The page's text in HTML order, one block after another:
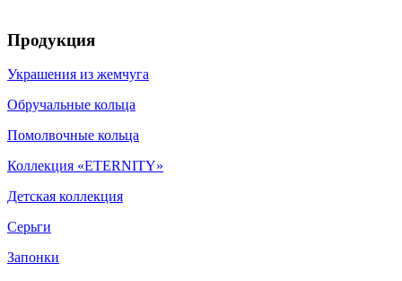
Продукция
Украшения из жемчуга
Обручальные кольца
Помолвочные кольца
Коллекция «ETERNITY»
Детская коллекция
Серьги
Запонки